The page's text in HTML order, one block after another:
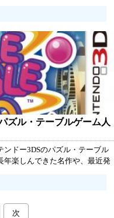
ぜひ投票してください。
ズル・テーブルゲーム人
ドー3DSのパズル・テーブル
年楽しんできた名作や、最近発
テンドー3DSのファンにとっ
次